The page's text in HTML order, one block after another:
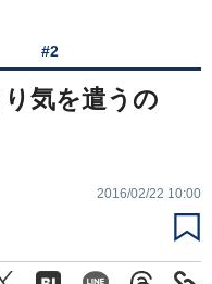
#2
気を遣うの
2016/02/22 10:00